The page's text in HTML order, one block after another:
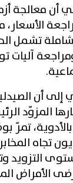
أن معالجة
شاملة تشمل
آليات
إلى أن
المزوّد
تمرّ
تجاه
التزويد
الأمراض